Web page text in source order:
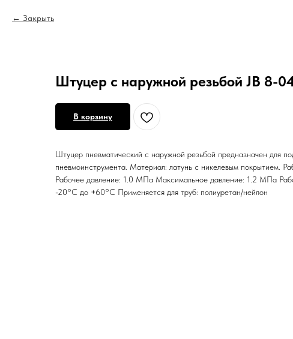
Закрыть
Штуцер с наружной резьбой JB 8-
В корзину
Штуцер пневматический с наружной резьбой предназначен для
пневмоинструмента. Материал: латунь с никелевым покрытием.
Рабочее давление: 1.0 МПа Максимальное давление: 1.2 МПа
-20°С до +60°С Применяется для труб: полиуретан/нейлон